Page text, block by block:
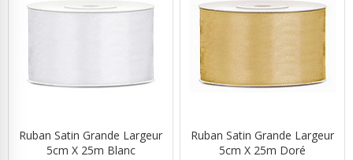
Ruban Satin Grande Largeur
5cm X 25m Blanc
Ruban Satin Grande Largeur
5cm X 25m Doré